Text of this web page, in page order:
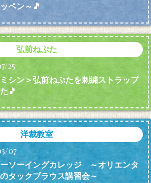
ペン～🎵
弘前ねぷた
25
シン＞弘前ねぷたを刺繍ストラップ
🎵
洋裁教室
07
ソーイングカレッジ ～オリエンタ
タックブラウス講習会～